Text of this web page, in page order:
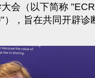
会（以下简称
，旨在共同开辟诊